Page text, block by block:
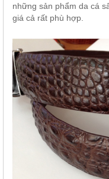
những sản phẩm da cá
giá cả rất phù hợp.